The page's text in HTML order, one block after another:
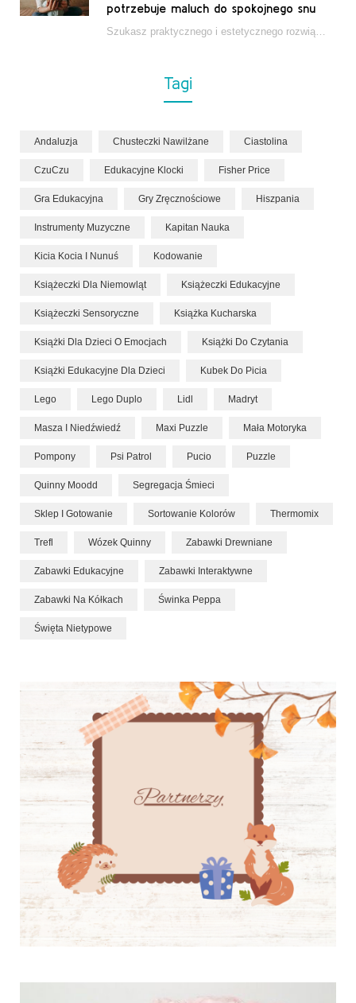
potrzebuje maluch do spokojnego snu
Tagi
Andaluzja Chusteczki Nawilżane Ciastolina
CzuCzu Edukacyjne Klocki Fisher Price
Gra Edukacyjna Gry Zręcznościowe Hiszpania
Instrumenty Muzyczne Kapitan Nauka
Kicia Kocia I Nunuś Kodowanie
Książeczki Dla Niemowląt Książeczki Edukacyjne
Książeczki Sensoryczne Książka Kucharska
Książki Dla Dzieci O Emocjach Książki Do Czytania
Książki Edukacyjne Dla Dzieci Kubek Do Picia
Lego Lego Duplo Lidl Madryt
Masza I Niedźwiedź Maxi Puzzle Mała Motoryka
Pompony Psi Patrol Pucio Puzzle
Quinny Moodd Segregacja Śmieci
Sklep I Gotowanie Sortowanie Kolorów Thermomix
Trefl Wózek Quinny Zabawki Drewniane
Zabawki Edukacyjne Zabawki Interaktywne
Zabawki Na Kółkach Świnka Peppa
Święta Nietypowe